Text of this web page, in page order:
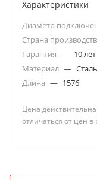
Характеристики
Диаметр
Страна
Гарантия — 10 лет
Материал — Сталь
Длина — 1576
Цена
отличаться от цен